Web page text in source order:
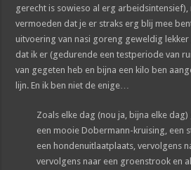
gerecht is sowieso al erg arbeidsintensief),
vermoeden dat je er straks erg blij mee
uitvoering van nasi goreng geweldig
dat ik er (gedurende een testperiode van
van gegeten heb en bijna een kilo ben
lijn. En ik ben niet de enige…
Zoals elke dag (nou ja, bijna elke dag)
een mooie Dobermann-kruising, een
een hondenuitlaatplaats, vervolgens
vervolgens naar een groenstrook en